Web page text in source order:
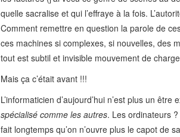
quelle sacralise et qui l’effraye à la fois.
Comment remettre en question la parole de
ces machines si complexes, si nouvelles, des
tout est subtil et invisible mouvement de
Mais ça c’était avant !!!
L’informaticien d’aujourd’hui n’est plus un
spécialisé comme les autres. Les ordinateurs
fait longtemps qu’on n’ouvre plus le capot de